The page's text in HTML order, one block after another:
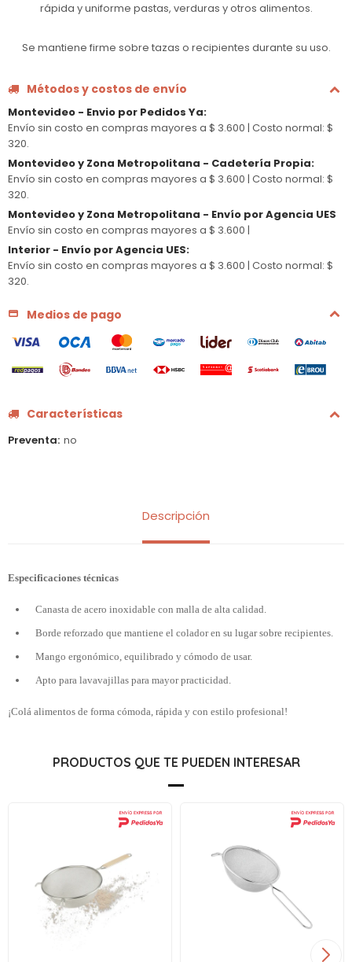
rápida y uniforme pastas, verduras y otros alimentos.
Se mantiene firme sobre tazas o recipientes durante su uso.
Métodos y costos de envío
Montevideo - Envio por Pedidos Ya:
Envío sin costo en compras mayores a $ 3.600 | Costo normal: $
320.
Montevideo y Zona Metropolitana - Cadetería Propia:
Envío sin costo en compras mayores a $ 3.600 | Costo normal: $
320.
Montevideo y Zona Metropolitana - Envío por Agencia UES
Envío sin costo en compras mayores a $ 3.600 |
Interior - Envío por Agencia UES:
Envío sin costo en compras mayores a $ 3.600 | Costo normal: $
320.
Medios de pago
Características
Preventa no
Descripción
Especificaciones técnicas
Canasta de acero inoxidable con malla de alta calidad.
Borde reforzado que mantiene el colador en su lugar sobre recipientes.
Mango ergonómico, equilibrado y cómodo de usar.
Apto para lavavajillas para mayor practicidad.
¡Colá alimentos de forma cómoda, rápida y con estilo profesional!
PRODUCTOS QUE TE PUEDEN INTERESAR